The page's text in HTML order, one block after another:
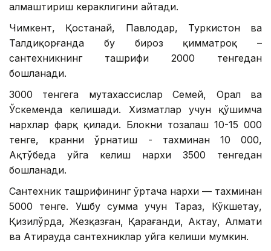
алмаштириш кераклигини айтади.
Чимкент, Қостанай, Павлодар, Туркистон ва
Талдиқорғанда бу бироз қимматроқ –
сантехникнинг ташрифи 2000 тенгедан
бошланади.
3000 тенгега мутахассислар Семей, Орал ва
Ўскеменда келишади. Хизматлар учун қўшимча
нархлар фарқ қилади. Блокни тозалаш 10-15 000
тенге, кранни ўрнатиш - тахминан 10 000,
Ақтўбеда уйга келиш нархи 3500 тенгедан
бошланади.
Сантехник ташрифининг ўртача нархи — тахминан
5000 тенге. Ушбу сумма учун Тараз, Кўкшетау,
Қизилўрда, Жезқазған, Қарағанди, Актау, Алмати
ва Атирауда сантехниклар уйга келиши мумкин.